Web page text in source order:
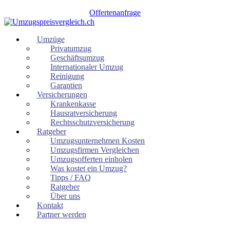
Offertenanfrage
Umzüge
Privatumzug
Geschäftsumzug
Internationaler Umzug
Reinigung
Garantien
Versicherungen
Krankenkasse
Hausratversicherung
Rechtsschutzversicherung
Ratgeber
Umzugsunternehmen Kosten
Umzugsfirmen Vergleichen
Umzugsofferten einholen
Was kostet ein Umzug?
Tipps / FAQ
Ratgeber
Über uns
Kontakt
Partner werden